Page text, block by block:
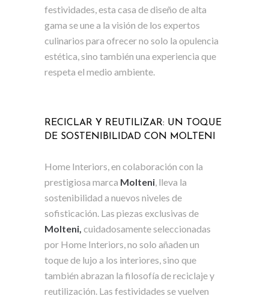
festividades, esta casa de diseño de alta
gama se une a la visión de los expertos
culinarios para ofrecer no solo la opulencia
estética, sino también una experiencia que
respeta el medio ambiente.
RECICLAR Y REUTILIZAR: UN TOQUE
DE SOSTENIBILIDAD CON
MOLTENI
Home Interiors, en colaboración con la
prestigiosa marca Molteni, lleva la
sostenibilidad a nuevos niveles de
sofisticación. Las piezas exclusivas de
Molteni, cuidadosamente seleccionadas
por Home Interiors, no solo añaden un
toque de lujo a los interiores, sino que
también abrazan la filosofía de reciclaje y
reutilización. Las festividades se vuelven